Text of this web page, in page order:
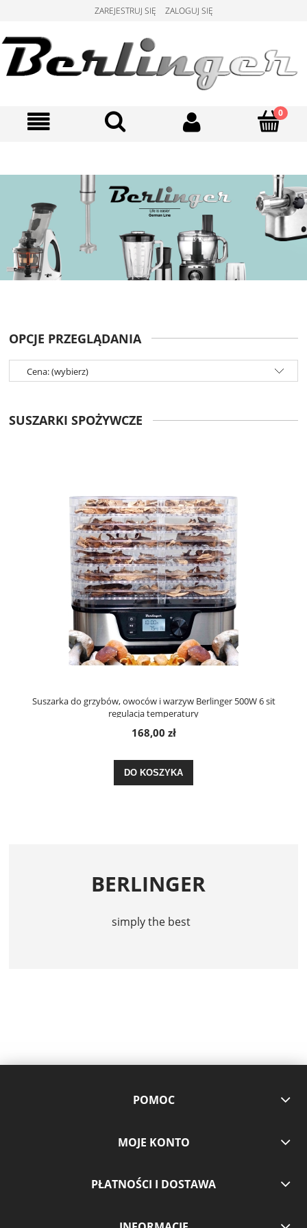
ZAREJESTRUJ SIĘ ZALOGUJ SIĘ
OPCJE PRZEGLĄDANIA
Cena: (wybierz)
SUSZARKI SPOŻYWCZE
Suszarka do grzybów, owoców i warzyw Berlinger 500W 6 sit
regulacja temperatury
168,00 zł
DO KOSZYKA
BERLINGER
simply the best
POMOC
MOJE KONTO
PŁATNOŚCI I DOSTAWA